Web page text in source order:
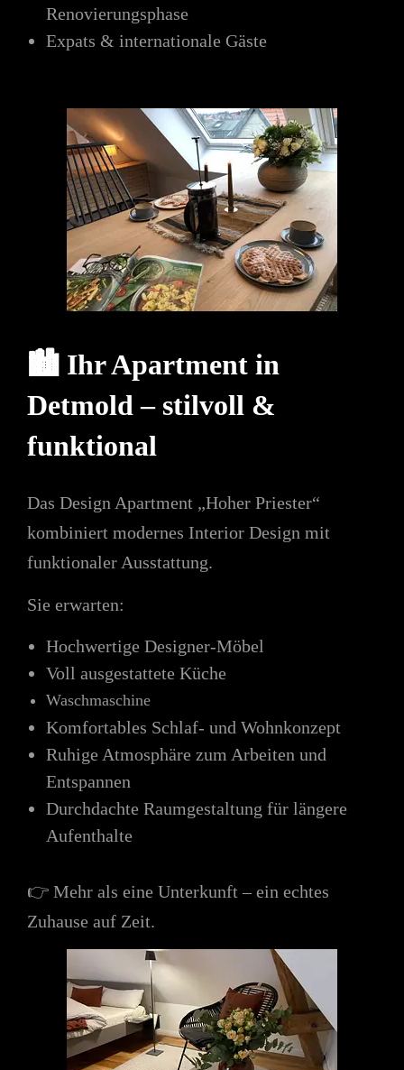
Renovierungsphase
Expats & internationale Gäste
🏙️ Ihr Apartment in
Detmold – stilvoll &
funktional
Das Design Apartment „Hoher Priester“
kombiniert modernes Interior Design mit
funktionaler Ausstattung.
Sie erwarten:
Hochwertige Designer-Möbel
Voll ausgestattete Küche
Waschmaschine
Komfortables Schlaf- und Wohnkonzept
Ruhige Atmosphäre zum Arbeiten und
Entspannen
Durchdachte Raumgestaltung für längere
Aufenthalte
👉 Mehr als eine Unterkunft – ein echtes
Zuhause auf Zeit.